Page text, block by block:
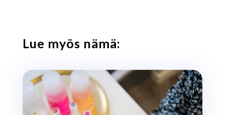
Lue myös nämä: